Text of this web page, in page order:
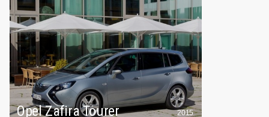
Opel Zafira Tourer 2015